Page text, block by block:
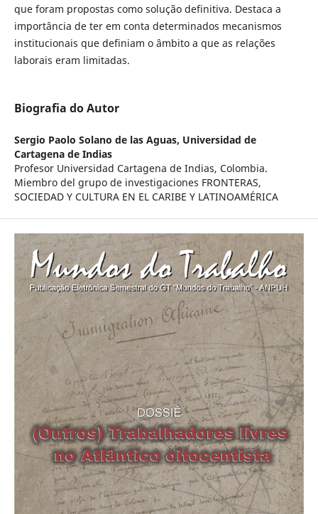
que foram propostas como solução definitiva. Destaca a
importância de ter em conta determinados mecanismos
institucionais que definiam o âmbito a que as relações
laborais eram limitadas.
Biografia do Autor
Sergio Paolo Solano de las Aguas, Universidad de
Cartagena de Indias
Profesor Universidad Cartagena de Indias, Colombia.
Miembro del grupo de investigaciones FRONTERAS,
SOCIEDAD Y CULTURA EN EL CARIBE Y LATINOAMÉRICA